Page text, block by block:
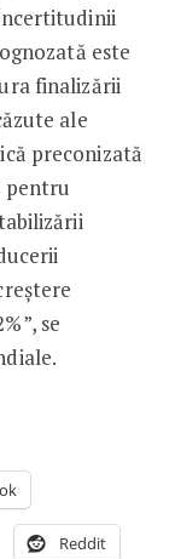
este
finalizării
ale
preconizată
pentru
se
Reddit